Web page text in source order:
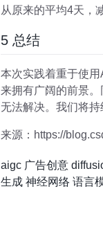
从原来的平均4天，
5 总结
本次实践着重于使
来拥有广阔的前景
无法解决。我们将持
来源：https://
aigc 广告创意
生成 神经网络 语言